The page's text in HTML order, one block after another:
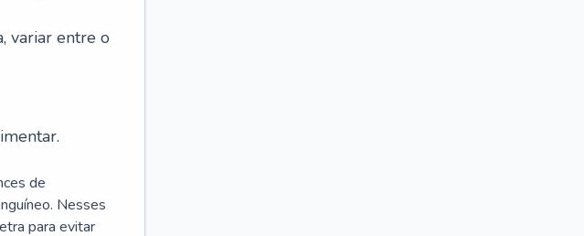
variar entre o
de
Nesses
para evitar